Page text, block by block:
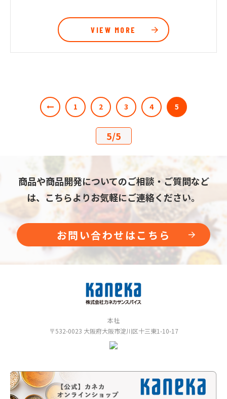
VIEW MORE
1 2 3 4 5
5/5
商品や商品開発についてのご相談・ご質問など
は、こちらよりお気軽にご連絡ください。
お問い合わせはこちら
本社
〒532-0023 大阪府大阪市淀川区⼗三東1-10-17